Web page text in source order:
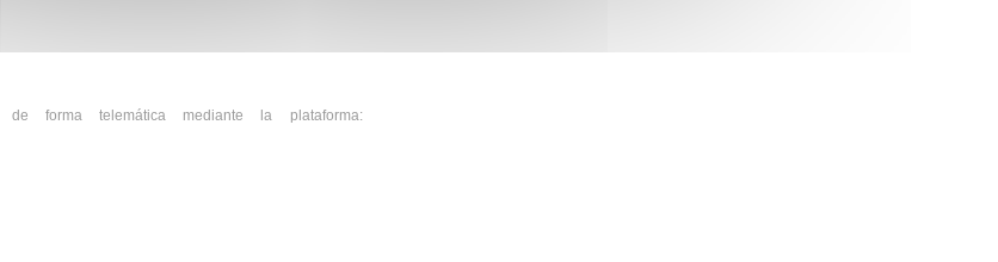
de forma telemática mediante la plataforma: